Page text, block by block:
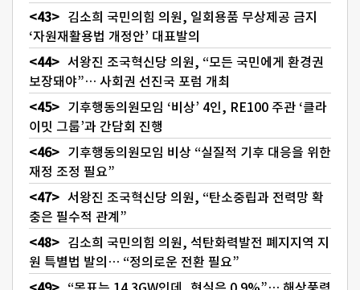
김소희 국민의힘 의원, 일회용품 무상제공 금지
‘자원재활용법 개정안’ 대표발의
서왕진 조국혁신당 의원, “모든 국민에게 환경권
보장돼야”… 사회권 선진국 포럼 개최
기후행동의원모임 ‘비상’ 4인, RE100 주관 ‘클라
이밋 그룹’과 간담회 진행
기후행동의원모임 비상 “실질적 기후 대응을 위한
재정 조정 필요”
서왕진 조국혁신당 의원, “탄소중립과 전력망 확
충은 필수적 관계”
김소희 국민의힘 의원, 석탄화력발전 폐지지역 지
원 특별법 발의… “정의로운 전환 필요”